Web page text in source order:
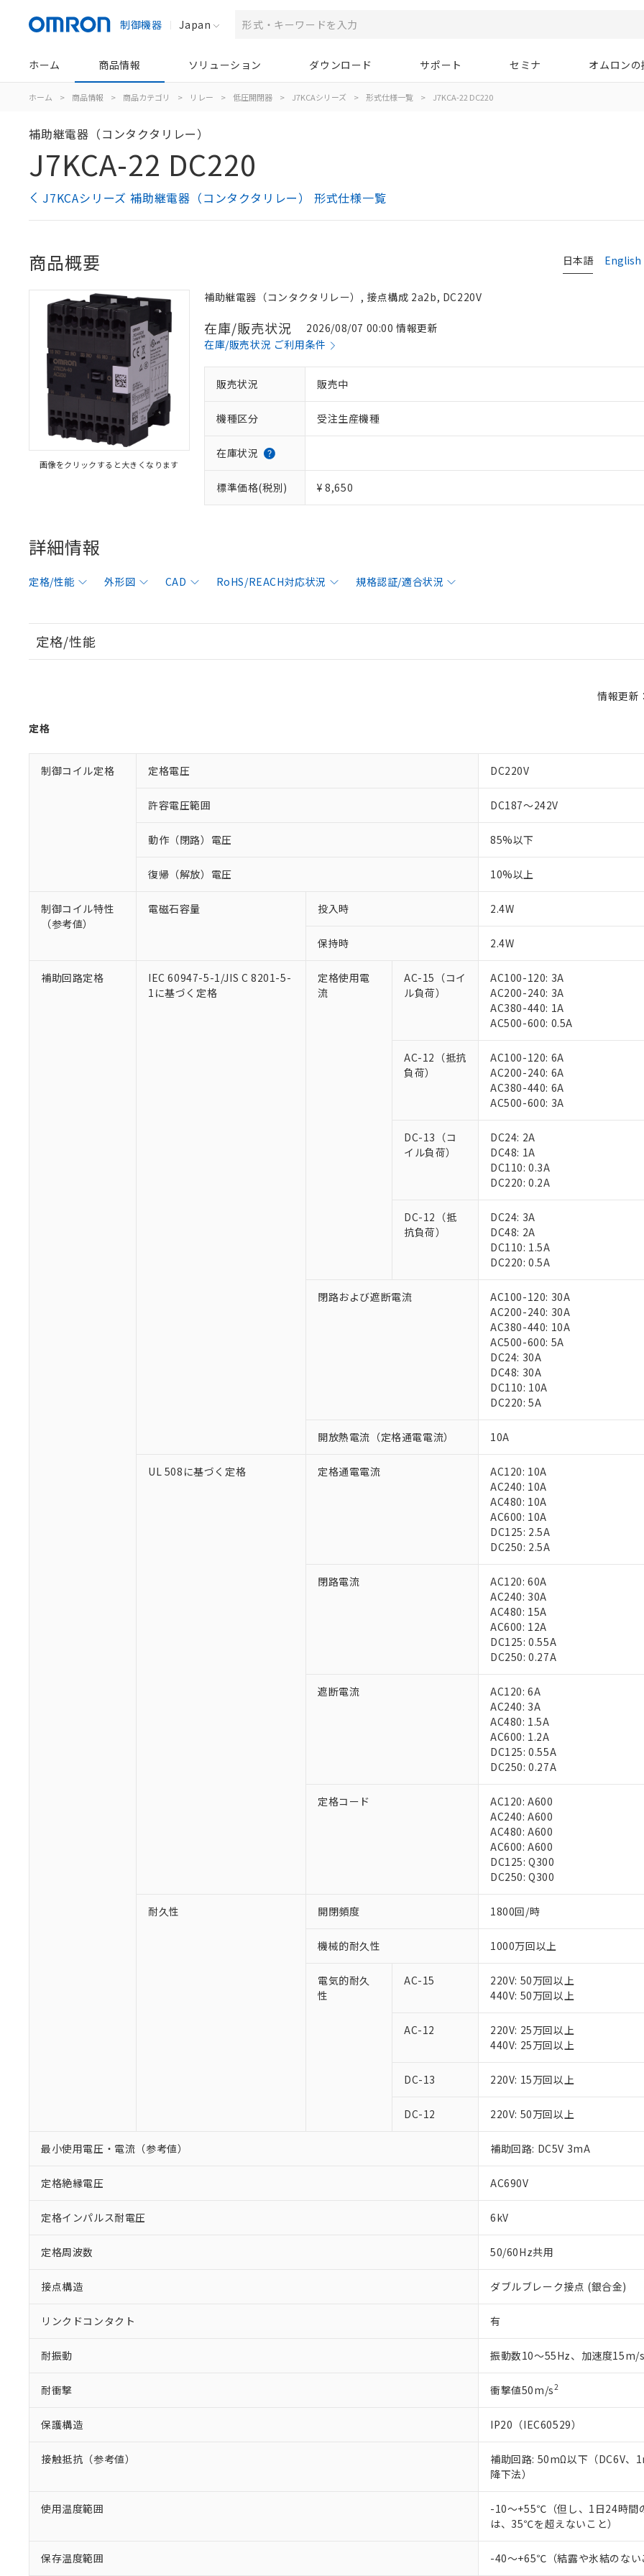
制御機器 Japan
ホーム 商品情報 ソリューション ダウンロード サポート セミナ オムロン
ホーム > 商品情報 > 商品カテゴリ > リレー > 低圧開閉器 > J7KCAシリーズ > 形式仕様一覧 > J7KCA-22 DC220
補助継電器（コンタクタリレー）
J7KCA-22 DC220
J7KCAシリーズ 補助継電器（コンタクタリレー） 形式仕様一覧
日本語 English
商品概要
画像をクリックすると大きくなります
補助継電器（コンタクタリレー）, 接点構成 2a2b, DC220V
在庫/販売状況
2026/08/07 00:00 情報更新
在庫/販売状況 ご利用条件
販売状況 販売中
機種区分 受注生産機種
在庫状況
標準価格(税別) ¥ 8,650
詳細情報
定格/性能 外形図 CAD RoHS/REACH対応状況 規格認証/適合状況
定格/性能
情報更新
定格
制御コイル定格 定格電圧 DC220V
許容電圧範囲 DC187～242V
動作（閉路）電圧 85%以下
復帰（解放）電圧 10%以上
制御コイル特性
（参考値）
電磁石容量 投入時 2.4W
保持時 2.4W
補助回路定格
IEC 60947-5-1/JIS C 8201-5-
1に基づく定格
定格使用電
流
AC-15（コイ
ル負荷）
AC100-120: 3A
AC200-240: 3A
AC380-440: 1A
AC500-600: 0.5A
AC-12（抵抗
負荷）
AC100-120: 6A
AC200-240: 6A
AC380-440: 6A
AC500-600: 3A
DC-13（コ
イル負荷）
DC24: 2A
DC48: 1A
DC110: 0.3A
DC220: 0.2A
DC-12（抵
抗負荷）
DC24: 3A
DC48: 2A
DC110: 1.5A
DC220: 0.5A
閉路および遮断電流
AC100-120: 30A
AC200-240: 30A
AC380-440: 10A
AC500-600: 5A
DC24: 30A
DC48: 30A
DC110: 10A
DC220: 5A
開放熱電流（定格通電電流） 10A
UL 508に基づく定格 定格通電電流
AC120: 10A
AC240: 10A
AC480: 10A
AC600: 10A
DC125: 2.5A
DC250: 2.5A
閉路電流
AC120: 60A
AC240: 30A
AC480: 15A
AC600: 12A
DC125: 0.55A
DC250: 0.27A
遮断電流
AC120: 6A
AC240: 3A
AC480: 1.5A
AC600: 1.2A
DC125: 0.55A
DC250: 0.27A
定格コード
AC120: A600
AC240: A600
AC480: A600
AC600: A600
DC125: Q300
DC250: Q300
耐久性 開閉頻度 1800回/時
機械的耐久性 1000万回以上
電気的耐久
性
AC-15
220V: 50万回以上
440V: 50万回以上
AC-12
220V: 25万回以上
440V: 25万回以上
DC-13 220V: 15万回以上
DC-12 220V: 50万回以上
最小使用電圧・電流（参考値） 補助回路: DC5V 3mA
定格絶縁電圧 AC690V
定格インパルス耐電圧 6kV
定格周波数 50/60Hz共用
接点構造 ダブルブレーク接点 (銀合金)
リンクドコンタクト 有
耐振動 振動数10～55Hz、加速度15m/
耐衝撃 衝撃値50m/s2
保護構造 IP20（IEC60529）
接触抵抗（参考値）
補助回路: 50mΩ以下（DC6V、
降下法）
使用温度範囲
-10～+55℃（但し、1日24時間
は、35℃を超えないこと）
保存温度範囲 -40～+65℃（結露や氷結のない
ご利用条件
以下の条件をお読みいただき、同意のうえご利用ください。
本サービスは、当社制御機器事業取扱商品の当社在庫状況および標準価格(税抜)を
当社制御機器事業取扱商品の中には、本サービスの対象外となる商品もあること
在庫状況および標準価格照会結果は、記載している更新日時点での社内データに
のであり、閲覧された時点での実際の在庫および標準価格とは異なる場合がある
正式な納期状況および標準価格はお客様のお取引先、またはお客様担当のオムロ
販売ネットワーク
マイパーツ機能（部品リスト作成サービス）をご利用いただくには、I-Webメンバ
お客様が当ウェブサイト上で当社にご登録された部品リストについて、当社およ
が、当社の製品・サービスに関するお客様との取引・商談に必要な範囲で利用す
"個人情報の共同利用に関して"
の「1.共同利用者の
いる法人を指します。
対応済み：EU RoHS指令（10物質）の非含有に対応した製品が提供可能な商品です
対応予定：EU RoHS指令（10物質）の非含有に対応した製品に切り替える予定のある商
対応予定なし：EU RoHS指令（10物質）の非含有に非対応の商品で、対応品を出す予
調査・確認中：EU RoHS指令（10物質）の非含有の対応状況を調査中または確認中の商
非該当品：ライセンス料など無形物で、有害物質有無と関係のない商品です。
仕入先様の事情により、非含有部品としていたものが、含有品と判明した場合などやむ
鉛(Pb) 1000ppm以下、 水銀(Hg) 1000ppm以下、 カドミウム(Cd) 100ppm以下、
六価クロム(Cr(Ⅵ)) 1000ppm以下、ポリ臭化ビフェニル類(PBB) 1000ppm以下、ポリ臭化ジフェニルエーテル類
フタル酸ビス(2-エチルヘキシル) (DEHP)(別名：DOP) 1000ppm以下、フタル酸ブチルベンジル（BBP）
ル（DBP） 1000ppm以下、フタル酸ジイソブチル (DIBP) 1000ppm以下
但し、RoHS指令で産業用監視および制御機器に対する適用除外項目は除く。
フタル酸エステル類の４物質については閾値を超える意図的な使用がないことを確認しています。
下記の非含有証明書をダウンロードすることができます。
EU RoHS指令（10物質）の非含有証明書
※本証明書は発行日時点で非含有を証明するもので、過去に遡って非含有を証明するも
また、RoHS指令のフタル酸エステル類４物質の対応では、対応完了までの期間は出
混在することから備考欄に対応日を記載しておりました。
既に当社にて対応品への在庫切替を完了していることから、特段のことがない限り、
「○」：最大均質材料含有率が中国RoHSの基準値以下であることを示します。
「×」：最大均質材料含有率が中国RoHSの基準値を超えていることを示します。
「－」：未確認です。当社販売部門へお問い合わせください。
*中国RoHS10物質の基準値 (GB/T26572)：
Pb(鉛) :1000ppm、 Hg(水銀) : 1000ppm、 Cd(カドミウム) : 100ppm、
Cr(Ⅵ)(六価クロム) : 1000ppm、 PBBs(ポリ臭化ビフェニル類) : 1000ppm、 PBDEs(ポリ臭化ジフェニルエーテ
DBP(フタル酸ジブチル) : 1000ppm、 DIBP(フタル酸ジイソブチル) : 1000ppm、 BBP(フタル酸ブチルベンジル)
「ｅ」：有害物質（10物質）のすべてが基準値以下であることを示します。
「10」：通常の使用状況下において有害物質が外部に漏えいし、環境に深刻な影響を及
「－」：未確認です。当社販売部門へお問い合わせください。
当社は、これら貴社製品のうち、外国為替および外国貿易法に定める商品（以下｢
う）を輸出または国外への提供する場合は、日本国政府の輸出許可(または役務取
などの必要な手続きをとります。
当社は規制貨物を破棄する場合は、完全に破砕するなど、違法に輸出されないよ
当社は貴社製品を、核兵器、ミサイル、化学兵器、生物兵器またはその他武器並
当社は、貴社製品を第三者に販売する場合は、上記1、2および3の内容を当該第三
在庫なし(最新の在庫状況については、お客様のお取引先、またはお客様担当
機器販売店・当社販売員にご確認ください)
受注生産機種、また在庫状況の情報を公開していない機種